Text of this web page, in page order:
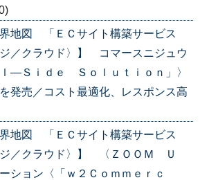
界地図 「ＥＣサイト構築サービス
／クラウド〉】 コマースニジュウ
—Ｓｉｄｅ Ｓｏｌｕｔｉｏｎ」〉
発売／コスト最適化、レスポンス高
界地図 「ＥＣサイト構築サービス
／クラウド〉】 〈ＺＯＯＭ Ｕ
ション〈「ｗ２Ｃｏｍｍｅｒｃ